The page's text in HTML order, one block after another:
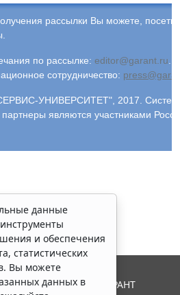
рассылки Вы можете,
по рассылке: editor@garant.ru.
сотрудничество:
УНИВЕРСИТЕТ", 2017. Система
являются участниками
данные
и обеспечения
статистических
Вы можете
данных в
2026. Система ГАРАНТ